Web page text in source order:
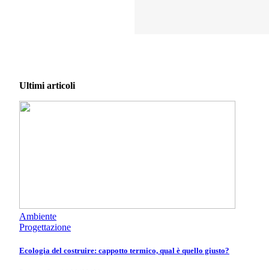
Ultimi articoli
Ambiente
Progettazione
Ecologia del costruire: cappotto termico, qual è quello giusto?